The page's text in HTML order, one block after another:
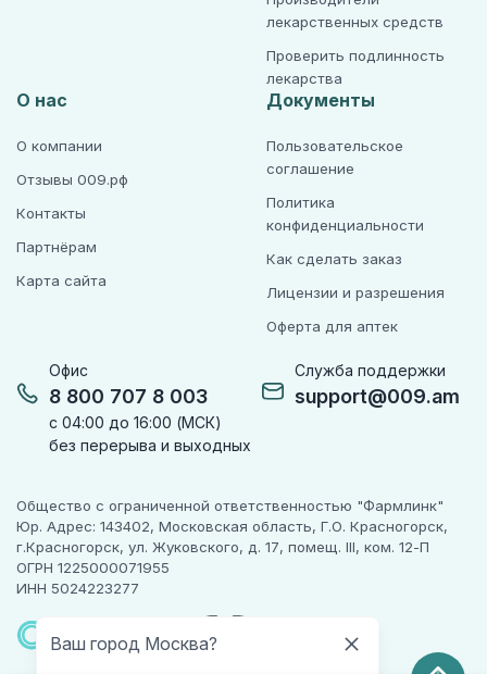
Ваш город Москва?
Офис
8 800 707 8 003
с 04:00 до 16:00 (МСК)
без перерыва и выходных
Служба поддержки
support@009.am
лекарственных средств
Проверить подлинность
лекарства
О нас
О компании
Отзывы 009.рф
Контакты
Партнёрам
Карта сайта
Документы
Пользовательское
соглашение
Политика
конфиденциальности
Как сделать заказ
Лицензии и разрешения
Оферта для аптек
Общество с ограниченной ответственностью "Фармлинк"
Юр. Адрес: 143402, Московская область, Г.О. Красногорск,
г.Красногорск, ул. Жуковского, д. 17, помещ. III, ком. 12-П
ОГРН 1225000071955
ИНН 5024223277